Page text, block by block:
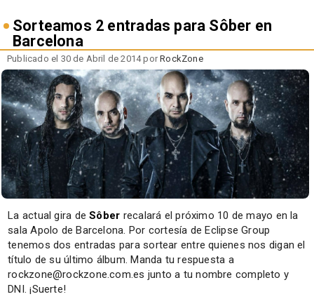
Sorteamos 2 entradas para Sôber en
Barcelona
Publicado el 30 de Abril de 2014 porRockZone
La actual gira deSôber recalará el próximo 10 de mayo en la
sala Apolo de Barcelona. Por cortesía de Eclipse Group
tenemos dos entradas para sortear entre quienes nos digan el
título de su último álbum. Manda tu respuesta a
rockzone@rockzone.com.es junto a tu nombre completo y
DNI. ¡Suerte!